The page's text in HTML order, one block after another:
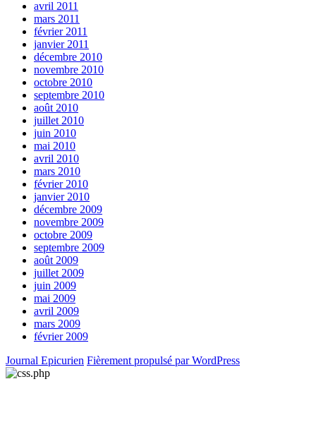
avril 2011
mars 2011
février 2011
janvier 2011
décembre 2010
novembre 2010
octobre 2010
septembre 2010
août 2010
juillet 2010
juin 2010
mai 2010
avril 2010
mars 2010
février 2010
janvier 2010
décembre 2009
novembre 2009
octobre 2009
septembre 2009
août 2009
juillet 2009
juin 2009
mai 2009
avril 2009
mars 2009
février 2009
Journal Epicurien Fièrement propulsé par WordPress